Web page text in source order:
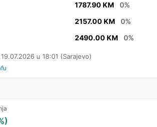
1787.90 KM
0%
2157.00 KM
0%
2490.00 KM 0%
u 18:01 (Sarajevo)